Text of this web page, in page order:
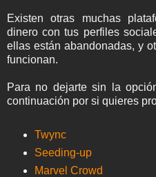
Existen otras muchas
dinero con tus perfiles
ellas están abandonadas, y
funcionan.
Para no dejarte sin la
continuación por si quieres
Twync
Seeding-up
Marvel Crowd